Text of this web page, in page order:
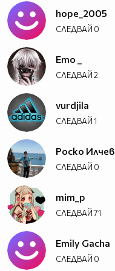
hope_2005
СЛЕДВАЙ 0
Emo _
СЛЕДВАЙ2
vurdjila
СЛЕДВАЙ1
Роско Илчев
СЛЕДВАЙ 0
mim_p
СЛЕДВАЙ71
Emily Gacha
СЛЕДВАЙ 0